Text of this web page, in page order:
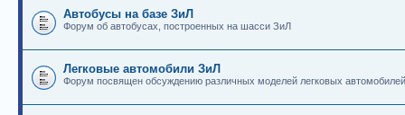
Автобусы на базе ЗиЛ
Форум об автобусах, построенных на шасси ЗиЛ
Легковые автомобили ЗиЛ
Форум посвящен обсуждению различных моделей легковых